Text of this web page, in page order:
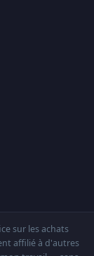
sur les achats
affilié à d'autres